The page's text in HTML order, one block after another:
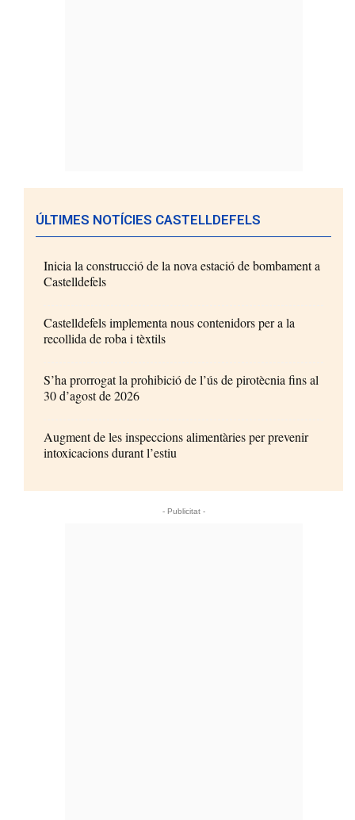
ÚLTIMES NOTÍCIES CASTELLDEFELS
Inicia la construcció de la nova estació de bombament a
Castelldefels
Castelldefels implementa nous contenidors per a la
recollida de roba i tèxtils
S’ha prorrogat la prohibició de l’ús de pirotècnia fins al
30 d’agost de 2026
Augment de les inspeccions alimentàries per prevenir
intoxicacions durant l’estiu
- Publicitat -